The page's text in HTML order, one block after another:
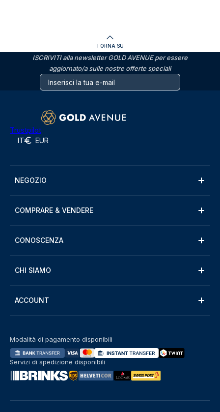
TORNA SU
ISCRIVITI alla newsletter GOLD AVENUE per essere
aggiornato/a sulle nostre offerte speciali
Trustpilot
IT EUR
NEGOZIO
COMPRARE & VENDERE
CONOSCENZA
CHI SIAMO
ACCOUNT
Modalità di pagamento disponibili
Servizi di spedizione disponibili